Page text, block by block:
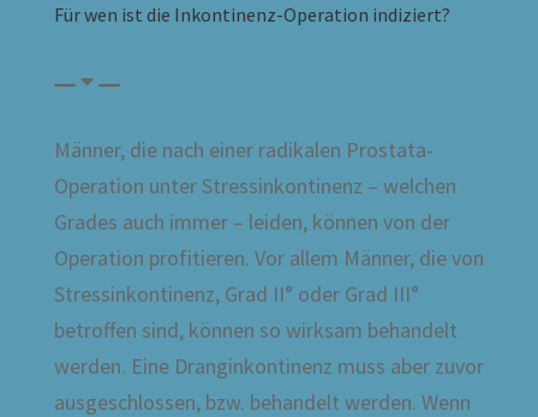
Für wen ist die Inkontinenz-Operation indiziert?
Männer, die nach einer radikalen Prostata-
Operation unter Stressinkontinenz – welchen
Grades auch immer – leiden, können von der
Operation profitieren. Vor allem Männer, die von
Stressinkontinenz, Grad II° oder Grad III°
betroffen sind, können so wirksam behandelt
werden. Eine Dranginkontinenz muss aber zuvor
ausgeschlossen, bzw. behandelt werden. Wenn